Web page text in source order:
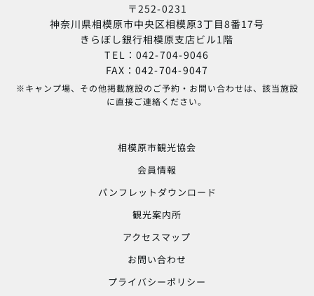
〒252-0231
神奈川県相模原市中央区相模原3丁目8番17号
きらぼし銀行相模原支店ビル1階
TEL：042-704-9046
FAX：042-704-9047
※キャンプ場、その他掲載施設のご予約・お問い合わせは、該当施設
に直接ご連絡ください。
相模原市観光協会
会員情報
パンフレットダウンロード
観光案内所
アクセスマップ
お問い合わせ
プライバシーポリシー